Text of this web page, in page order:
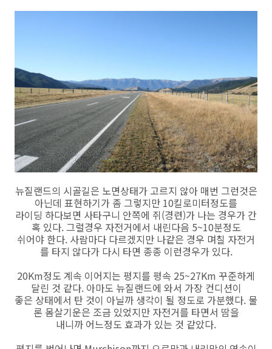
뉴질랜드의 시골길은 노면상태가 고르지 않아 매번 그런것은
아닌데 표현하기가 좀 그렇지만 10킬로미터정도를
라이딩 하다보면 사타구니 안쪽에 쥐(경련)가 나는 경우가 간
혹 있다. 그럴경우 자전거에서 내린다음 5~10분정도
쉬어야 한다. 사람마다 다르겠지만 나같은 경우 며칠 자전거
를 타지 않다가 다시 타면 종종 이런경우가 있다.
20Km정도 계속 이어지는 평지를 평속 25~27Km 꾸준하게
달린 것 같다. 아마도 뉴질랜드에 와서 가장 컨디션이
좋은 상태에서 탄 것이 아닐까 생각이 될 정도로 가분했다. 물
론 몸살기운은 조금 있었지만 자전거를 타면서 땀을
내니까 어느정도 효과가 있는 것 같았다.